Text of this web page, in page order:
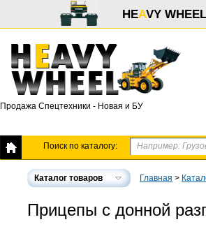
HEAVY
Продажа Спецтехники - Новая и БУ
Поиск по каталогу:
Каталог товаров Главная >
Прицепы с донной